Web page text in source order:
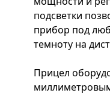
подсветки
прибор под
темноту на
Прицел